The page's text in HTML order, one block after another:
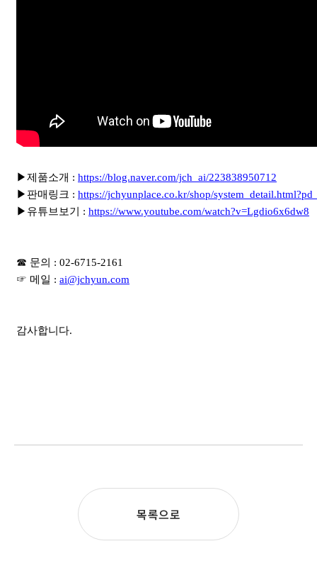
▶제품소개 : https://blog.naver.com/jch_ai/223838950712
▶ 판매링크 : https://jchyunplace.co.kr/shop/
▶ 유튜브보기 : https://www.youtube.com/watch?v=Lgdio6x6dw8
☎ 문의 : 02-6715-2161
☞ 메일 : ai@jchyun.com
감사합니다.